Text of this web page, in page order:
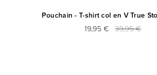
Pouchain - T-shirt col en V True
19,95 € 39,95 €